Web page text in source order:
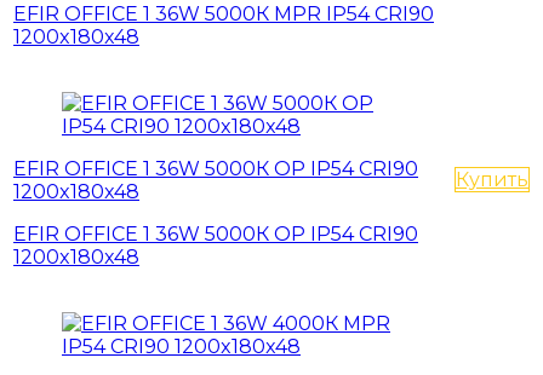
EFIR OFFICE 1 36W 5000К MPR IP54 CRI90
1200x180x48
EFIR OFFICE 1 36W 5000К OP IP54 CRI90
1200x180x48
EFIR OFFICE 1 36W 5000К OP IP54 CRI90
1200x180x48
Купить